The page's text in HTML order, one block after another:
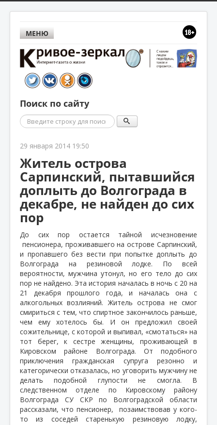
МЕНЮ
Поиск по сайту
Поиск
29 января 2014 19:50
Житель острова
Сарпинский, пытавшийся
доплыть до Волгограда в
декабре, не найден до сих
пор
До сих пор остается тайной исчезновение
пенсионера, проживавшего на острове Сарпинский,
и пропавшего без вести при попытке доплыть до
Волгограда на резиновой лодке. По всей
вероятности, мужчина утонул, но его тело до сих
пор не найдено. Эта история началась в ночь с 20 на
21 декабря прошлого года, и началась она с
алкогольных возлияний. Житель острова не смог
смириться с тем, что спиртное закончилось раньше,
чем ему хотелось бы. И он предложил своей
сожительнице, с которой и выпивал, «смотаться» на
тот берег, к сестре женщины, проживающей в
Кировском районе Волгограда. От подобного
приключения гражданская супруга резонно и
категорически отказалась, но уговорить мужчину не
делать подобной глупости не смогла. В
следственном отделе по Кировскому району
Волгограда СУ СКР по Волгоградской области
рассказали, что пенсионер,
позаимствовав у кого-
то из соседей старенькую резиновую лодку,